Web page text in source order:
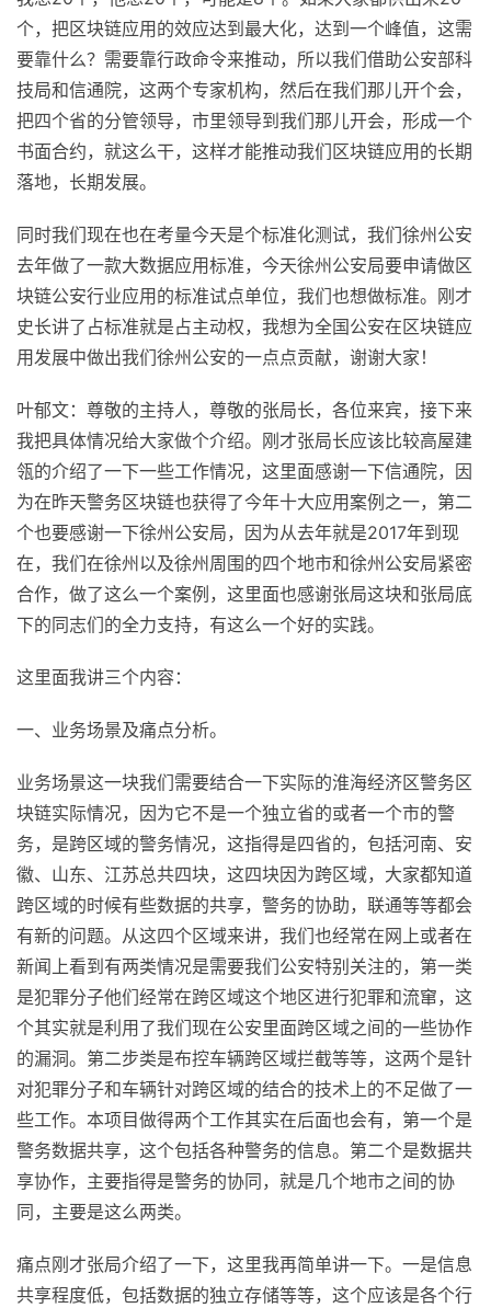
个，把区块链应用的效应达到最大化，达到一个峰值，这需
要靠什么？需要靠行政命令来推动，所以我们借助公安部科
技局和信通院，这两个专家机构，然后在我们那儿开个会，
把四个省的分管领导，市里领导到我们那儿开会，形成一个
书面合约，就这么干，这样才能推动我们区块链应用的长期
落地，长期发展。
同时我们现在也在考量今天是个标准化测试，我们徐州公安
去年做了一款大数据应用标准，今天徐州公安局要申请做区
块链公安行业应用的标准试点单位，我们也想做标准。刚才
史长讲了占标准就是占主动权，我想为全国公安在区块链应
用发展中做出我们徐州公安的一点点贡献，谢谢大家！
叶郁文：尊敬的主持人，尊敬的张局长，各位来宾，接下来
我把具体情况给大家做个介绍。刚才张局长应该比较高屋建
瓴的介绍了一下一些工作情况，这里面感谢一下信通院，因
为在昨天警务区块链也获得了今年十大应用案例之一，第二
个也要感谢一下徐州公安局，因为从去年就是2017年到现
在，我们在徐州以及徐州周围的四个地市和徐州公安局紧密
合作，做了这么一个案例，这里面也感谢张局这块和张局底
下的同志们的全力支持，有这么一个好的实践。
这里面我讲三个内容：
一、业务场景及痛点分析。
业务场景这一块我们需要结合一下实际的淮海经济区警务区
块链实际情况，因为它不是一个独立省的或者一个市的警
务，是跨区域的警务情况，这指得是四省的，包括河南、安
徽、山东、江苏总共四块，这四块因为跨区域，大家都知道
跨区域的时候有些数据的共享，警务的协助，联通等等都会
有新的问题。从这四个区域来讲，我们也经常在网上或者在
新闻上看到有两类情况是需要我们公安特别关注的，第一类
是犯罪分子他们经常在跨区域这个地区进行犯罪和流窜，这
个其实就是利用了我们现在公安里面跨区域之间的一些协作
的漏洞。第二步类是布控车辆跨区域拦截等等，这两个是针
对犯罪分子和车辆针对跨区域的结合的技术上的不足做了一
些工作。本项目做得两个工作其实在后面也会有，第一个是
警务数据共享，这个包括各种警务的信息。第二个是数据共
享协作，主要指得是警务的协同，就是几个地市之间的协
同，主要是这么两类。
痛点刚才张局介绍了一下，这里我再简单讲一下。一是信息
共享程度低，包括数据的独立存储等等，这个应该是各个行